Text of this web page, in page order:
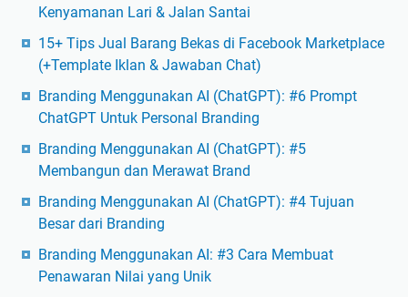
Kenyamanan Lari & Jalan Santai
15+ Tips Jual Barang Bekas di Facebook Marketplace
(+Template Iklan & Jawaban Chat)
Branding Menggunakan AI (ChatGPT): #6 Prompt
ChatGPT Untuk Personal Branding
Branding Menggunakan AI (ChatGPT): #5
Membangun dan Merawat Brand
Branding Menggunakan AI (ChatGPT): #4 Tujuan
Besar dari Branding
Branding Menggunakan AI: #3 Cara Membuat
Penawaran Nilai yang Unik